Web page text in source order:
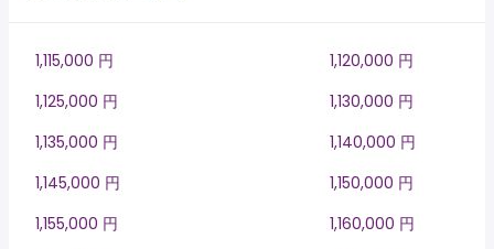
1,115,000 円
1,120,000 円
1,125,000 円
1,130,000 円
1,135,000 円
1,140,000 円
1,145,000 円
1,150,000 円
1,155,000 円
1,160,000 円